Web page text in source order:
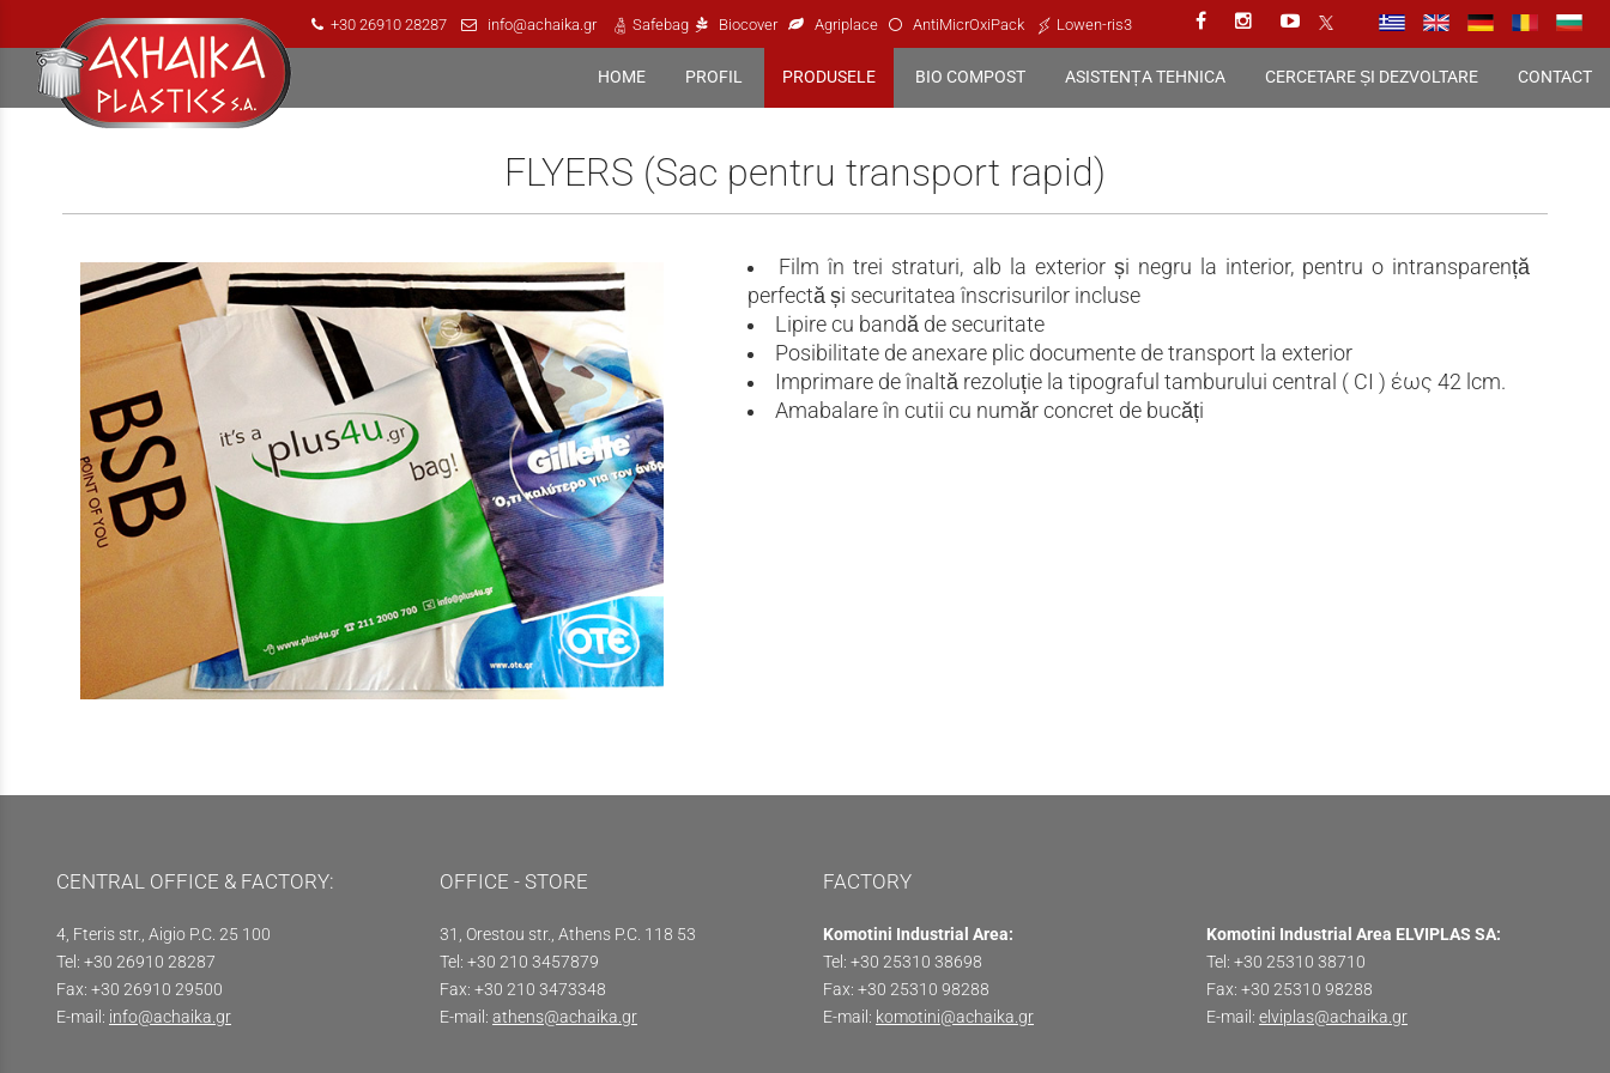
+30 26910 28287 info@achaika.gr Safebag Biocover Agriplace AntiMicrOxiPack Lowen-ris3
HOME PROFIL PRODUSELE BIO COMPOST ASISTENȚA TEHNICA CERCETARE ȘI DEZVOLTARE CONTACT
FLYERS (Sac pentru transport rapid)
Film în trei straturi, alb la exterior și negru la interior, pentru o intransparență
perfectă și securitatea înscrisurilor incluse
Lipire cu bandă de securitate
Posibilitate de anexare plic documente de transport la exterior
Imprimare de înaltă rezoluție la tipograful tamburului central ( CI ) έως 42 lcm.
Amabalare în cutii cu număr concret de bucăți
CENTRAL OFFICE & FACTORY:
4, Fteris str., Aigio P.C. 25 100
Tel: +30 26910 28287
Fax: +30 26910 29500
E-mail: info@achaika.gr
OFFICE - STORE
31, Orestou str., Athens P.C. 118 53
Tel: +30 210 3457879
Fax: +30 210 3473348
E-mail: athens@achaika.gr
FACTORY
Komotini Industrial Area:
Tel: +30 25310 38698
Fax: +30 25310 98288
E-mail: komotini@achaika.gr
Komotini Industrial Area ELVIPLΑS SA:
Tel: +30 25310 38710
Fax: +30 25310 98288
E-mail: elviplas@achaika.gr